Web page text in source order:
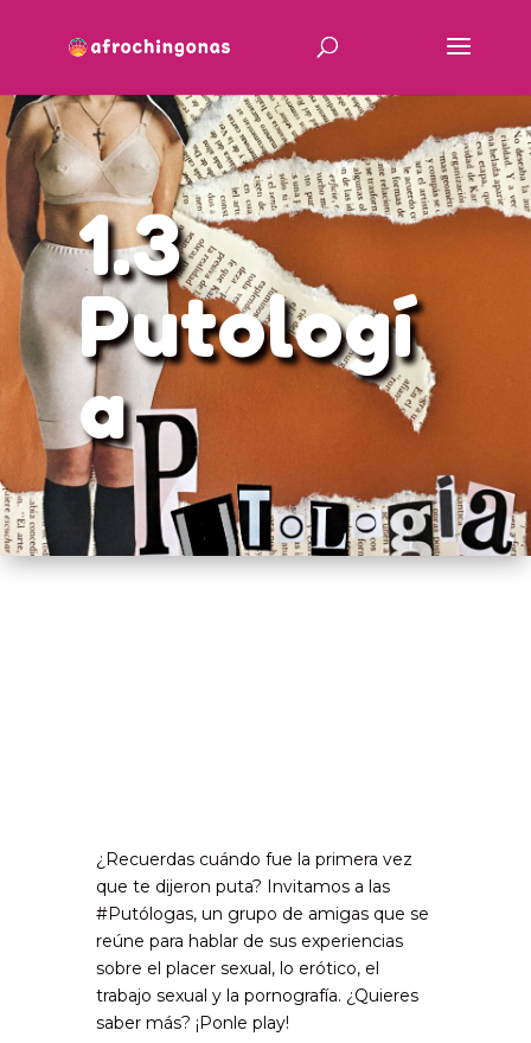
1.3
Putologí
a
¿Recuerdas cuándo fue la primera vez
que te dijeron puta? Invitamos a las
#Putólogas, un grupo de amigas que se
reúne para hablar de sus experiencias
sobre el placer sexual, lo erótico, el
trabajo sexual y la pornografía. ¿Quieres
saber más? ¡Ponle play!